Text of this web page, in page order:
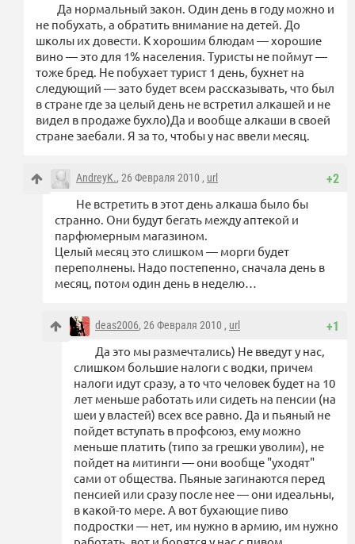
Да нормальный закон. Один день в году можно и
не побухать, а обратить внимание на детей. До
школы их довести. К хорошим блюдам — хорошие
вино — это для 1% населения. Туристы не поймут —
тоже бред. Не побухает турист 1 день, бухнет на
следующий — зато будет всем рассказывать, что был
в стране где за целый день не встретил алкашей и не
видел в продаже бухло)Да и вообще алкаши в своей
стране заебали. Я за то, чтобы у нас ввели месяц.
+2
AndreyK., 26 Февраля 2010 , url
Не встретить в этот день алкаша было бы
странно. Они будут бегать между аптекой и
парфюмерным магазином.
Целый месяц это слишком — морги будет
переполнены. Надо постепенно, сначала день в
месяц, потом один день в неделю…
+1
deas2006, 26 Февраля 2010 , url
Да это мы размечтались) Не введут у нас,
слишком большие налоги с водки, причем
налоги идут сразу, а то что человек будет на 10
лет меньше работать или сидеть на пенсии (на
шеи у властей) всех все равно. Да и пьяный не
пойдет вступать в профсоюз, ему можно
меньше платить (типо за грешки уволим), не
пойдет на митинги — они вообще "уходят"
сами от общества. Пьяные загинаются перед
пенсией или сразу после нее — они идеальны,
в какой-то мере. А вот бухающие пиво
подростки — нет, им нужно в армию, им нужно